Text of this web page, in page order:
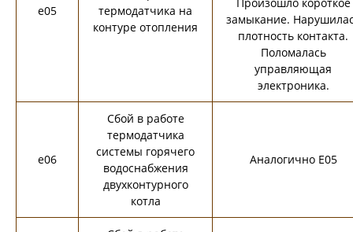
e05
термодатчика на
контуре отопления
замыкание.
плотность контакта.
Поломалась
управляющая
электроника.
e06
Сбой в работе
термодатчика
системы горячего
водоснабжения
двухконтурного
котла
Аналогично E05